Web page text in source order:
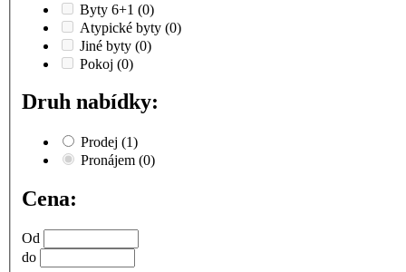
Byty 6+1 (0)
Atypické byty (0)
Jiné byty (0)
Pokoj (0)
Druh nabídky:
Prodej (1)
Pronájem (0)
Cena:
Od
do